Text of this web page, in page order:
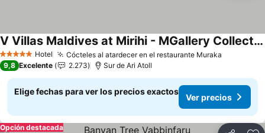
5 Estrellas Hotel Cócteles al atardecer en el restaurante Muraka
V Villas Maldives at Mirihi - MGallery Collection
9,8 Excelente 2.273 Sur de Ari Atoll
Elige fechas para ver los precios exactos
Ver precios
Opción destacada